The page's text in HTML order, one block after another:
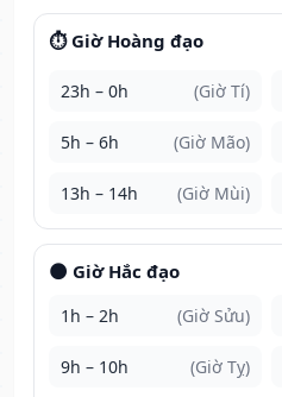
⏱️ Giờ Hoàng đạo
23h – 0h (Giờ Tí)
5h – 6h (Giờ Mão)
13h – 14h (Giờ Mùi)
🌑 Giờ Hắc đạo
1h – 2h (Giờ Sửu)
9h – 10h (Giờ Tỵ)